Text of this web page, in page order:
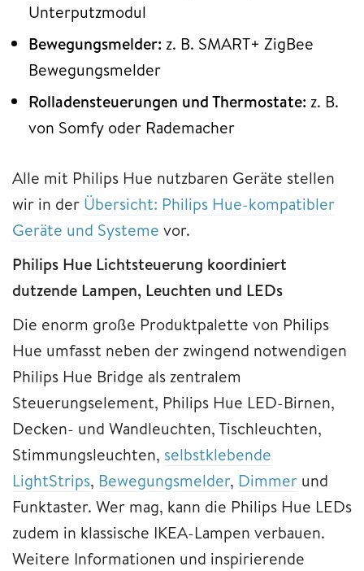
Unterputzmodul
Bewegungsmelder: z. B. SMART+ ZigBee
Bewegungsmelder
Rolladensteuerungen und Thermostate: z. B.
von Somfy oder Rademacher
Alle mit Philips Hue nutzbaren Geräte stellen
wir in der Übersicht: Philips Hue-kompatibler
Geräte und Systeme vor.
Philips Hue Lichtsteuerung koordiniert
dutzende Lampen, Leuchten und LEDs
Die enorm große Produktpalette von Philips
Hue umfasst neben der zwingend notwendigen
Philips Hue Bridge als zentralem
Steuerungselement, Philips Hue LED-Birnen,
Decken- und Wandleuchten, Tischleuchten,
Stimmungsleuchten, selbstklebende
LightStrips, Bewegungsmelder, Dimmer und
Funktaster. Wer mag, kann die Philips Hue LEDs
zudem in klassische IKEA-Lampen verbauen.
Weitere Informationen und inspirierende